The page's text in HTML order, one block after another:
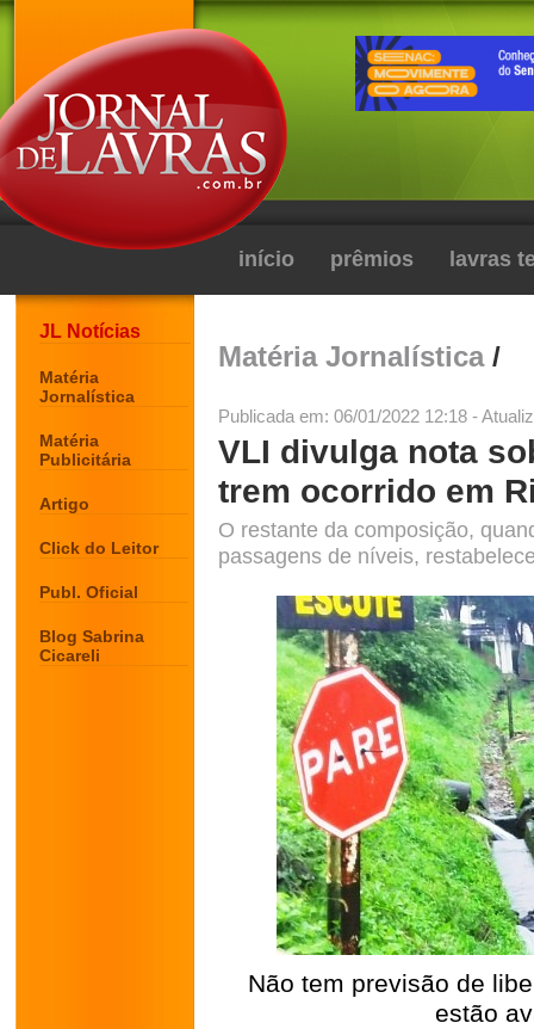
início prêmios lavras
JL Notícias
Matéria
Jornalística
Matéria
Publicitária
Artigo
Click do Leitor
Publ. Oficial
Blog Sabrina
Cicareli
Matéria Jornalística/
Publicada em: 06/01/2022 12:18 -
VLI divulga nota
trem ocorrido em
O restante da composição,
passagens de níveis,
Não tem previsão de
estão